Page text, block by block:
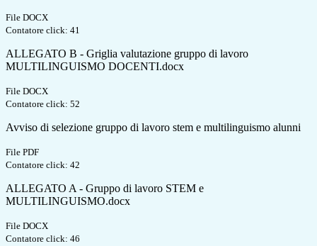
File DOCX
Contatore click: 41
ALLEGATO B - Griglia valutazione gruppo di lavoro
MULTILINGUISMO DOCENTI.docx
File DOCX
Contatore click: 52
Avviso di selezione gruppo di lavoro stem e multilinguismo alunni
File PDF
Contatore click: 42
ALLEGATO A - Gruppo di lavoro STEM e
MULTILINGUISMO.docx
File DOCX
Contatore click: 46